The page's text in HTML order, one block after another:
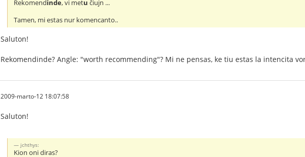
Rekomendinde, vi metu ĉiujn ...
Tamen, mi estas nur komencanto..
Saluton!
Rekomendinde? Angle: "worth recommending"? Mi ne pensas, ke tiu estas la intencita
2009-marto-12 18:07:58
Saluton!
jchthys:
Kion oni diras?